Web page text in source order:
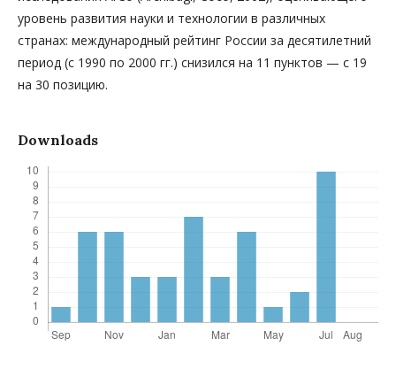
уровень развития науки и технологии в различных
странах: международный рейтинг России за десятилетний
период (с 1990 по 2000 гг.) снизился на 11 пунктов — с 19
на 30 позицию.
Downloads